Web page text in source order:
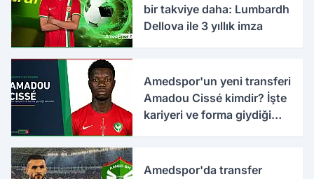
bir takviye daha: Lumbardh
Dellova ile 3 yıllık imza
Amedspor'un yeni transferi
Amadou Cissé kimdir? İşte
kariyeri ve forma giydiği
Amedspor'da transfer